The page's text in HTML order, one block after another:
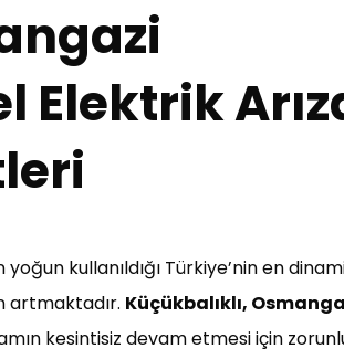
Elektrik
kullanıldığı Türkiye’nin en
artmaktadır. Küçükbalıklı,
kesintisiz devam etmesi için